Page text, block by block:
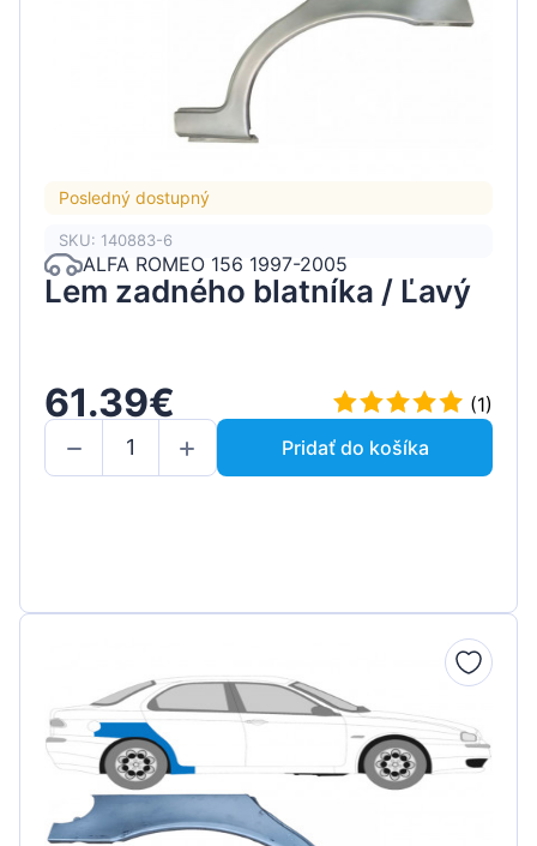
Posledný dostupný
SKU: 140883-6
ALFA ROMEO 156 1997-2005
Lem zadného blatníka / Ľavý
61.39€
(1)
Pridať do košíka